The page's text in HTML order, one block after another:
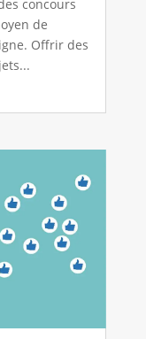
concours
de
Offrir des